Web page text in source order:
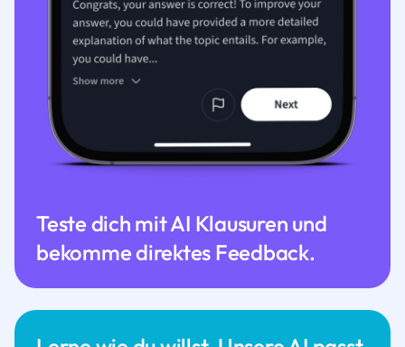
Teste dich mit AI Klausuren und
bekomme direktes Feedback.